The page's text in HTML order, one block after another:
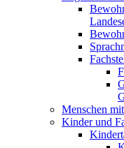
Menschen
Kinder und